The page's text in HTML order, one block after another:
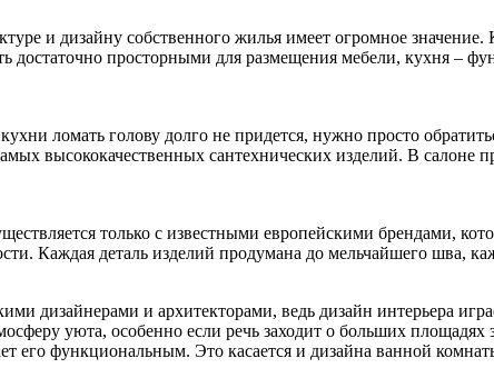
и дизайну собственного жилья имеет огромное
просторными для размещения мебели, кухня –
ломать голову долго не придется, нужно просто
высококачественных сантехнических изделий. В
только с известными европейскими брендами,
Каждая деталь изделий продумана до мельчайшего шва,
дизайнерами и архитекторами, ведь дизайн интерьера
уюта, особенно если речь заходит о больших
его функциональным. Это касается и дизайна ванной